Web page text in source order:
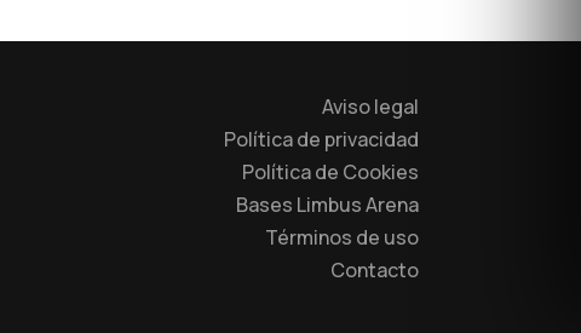
Aviso legal
Política de privacidad
Política de Cookies
Bases Limbus Arena
Términos de uso
Contacto